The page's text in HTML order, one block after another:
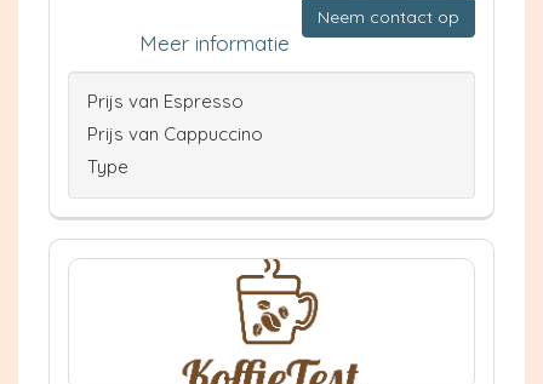
Neem contact op
Meer informatie
Prijs van Espresso
Prijs van Cappuccino
Type